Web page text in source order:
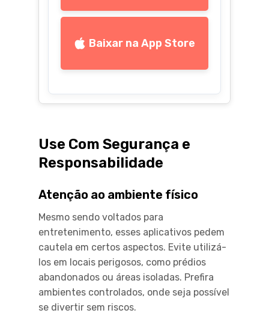
Baixar na App Store
Use Com Segurança e
Responsabilidade
Atenção ao ambiente físico
Mesmo sendo voltados para
entretenimento, esses aplicativos pedem
cautela em certos aspectos. Evite utilizá-
los em locais perigosos, como prédios
abandonados ou áreas isoladas. Prefira
ambientes controlados, onde seja possível
se divertir sem riscos.